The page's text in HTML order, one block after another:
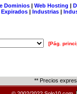
Dominios| Web Hosting |
| Industrias |
[Pág.
** Precios